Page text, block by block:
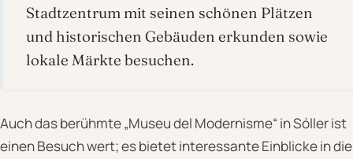
Stadtzentrum mit seinen schönen Plätzen
und historischen Gebäuden erkunden sowie
lokale Märkte besuchen.
Auch das berühmte „Museu del Modernisme“ in Sóller ist
einen Besuch wert; es bietet interessante Einblicke in die